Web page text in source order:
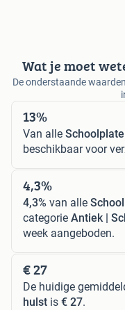
Wat je moet
De onderstaande
13%
Van alle
beschikbaar voor
4,3%
4,3% van alle
categorie Antiek |
week aangeboden.
€ 27
De huidige
hulst is € 27.